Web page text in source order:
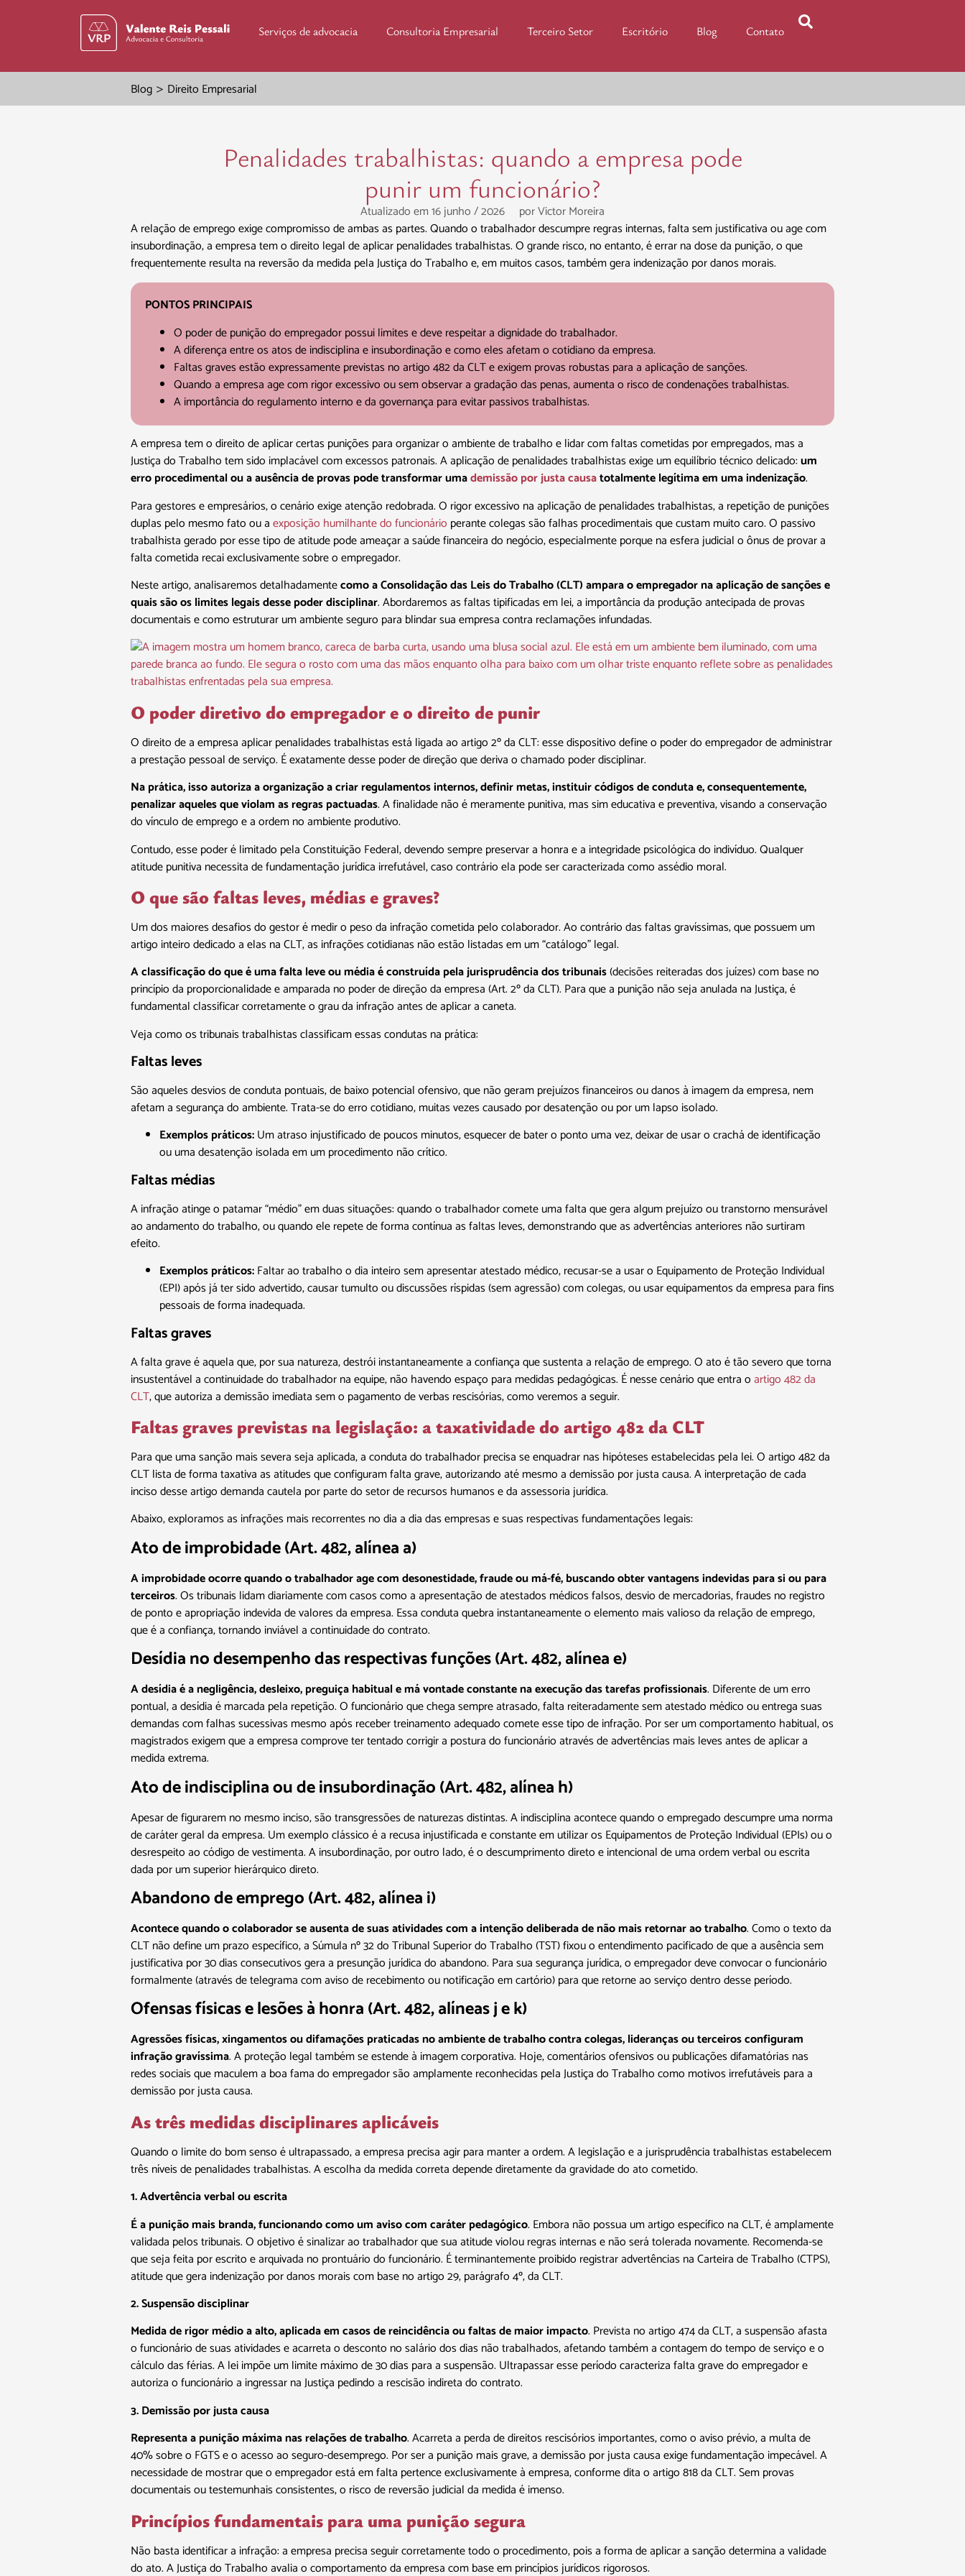
Serviços de advocacia Consultoria Empresarial Terceiro Setor Escritório Blog Contato
Blog > Direito Empresarial
Penalidades trabalhistas: quando a empresa pode
punir um funcionário?
Atualizado em 16 junho / 2026 porVictor Moreira
A relação de emprego exige compromisso de ambas as partes. Quando o trabalhador descumpre regras internas, falta sem justificativa ou age com
insubordinação, a empresa tem o direito legal de aplicar penalidades trabalhistas. O grande risco, no entanto, é errar na dose da punição, o que
frequentemente resulta na reversão da medida pela Justiça do Trabalho e, em muitos casos, também gera indenização por danos morais.
PONTOS PRINCIPAIS
O poder de punição do empregador possui limites e deve respeitar a dignidade do trabalhador.
A diferença entre os atos de indisciplina e insubordinação e como eles afetam o cotidiano da empresa.
Faltas graves estão expressamente previstas no artigo 482 da CLT e exigem provas robustas para a aplicação de sanções.
Quando a empresa age com rigor excessivo ou sem observar a gradação das penas, aumenta o risco de condenações trabalhistas.
A importância do regulamento interno e da governança para evitar passivos trabalhistas.
A empresa tem o direito de aplicar certas punições para organizar o ambiente de trabalho e lidar com faltas cometidas por empregados, mas a
Justiça do Trabalho tem sido implacável com excessos patronais. A aplicação de penalidades trabalhistas exige um equilíbrio técnico delicado:um
erro procedimental ou a ausência de provas pode transformar umademissão por justa causatotalmente legítima em uma indenização.
Para gestores e empresários, o cenário exige atenção redobrada. O rigor excessivo na aplicação de penalidades trabalhistas, a repetição de punições
duplas pelo mesmo fato ou aexposição humilhante do funcionário perante colegas são falhas procedimentais que custam muito caro. O passivo
trabalhista gerado por esse tipo de atitude pode ameaçar a saúde financeira do negócio, especialmente porque na esfera judicial o ônus de provar a
falta cometida recai exclusivamente sobre o empregador.
Neste artigo, analisaremos detalhadamentecomo a Consolidação das Leis do Trabalho (CLT) ampara o empregador na aplicação de sanções e
quais são os limites legais desse poder disciplinar. Abordaremos as faltas tipificadas em lei, a importância da produção antecipada de provas
documentais e como estruturar um ambiente seguro para blindar sua empresa contra reclamações infundadas.
O poder diretivo do empregador e o direito de punir
O direito de a empresa aplicar penalidades trabalhistas está ligada ao artigo 2º da CLT: esse dispositivo define o poder do empregador de administrar
a prestação pessoal de serviço. É exatamente desse poder de direção que deriva o chamado poder disciplinar.
Na prática, isso autoriza a organização a criar regulamentos internos, definir metas, instituir códigos de conduta e, consequentemente,
penalizar aqueles que violam as regras pactuadas. A finalidade não é meramente punitiva, mas sim educativa e preventiva, visando a conservação
do vínculo de emprego e a ordem no ambiente produtivo.
Contudo, esse poder é limitado pela Constituição Federal, devendo sempre preservar a honra e a integridade psicológica do indivíduo. Qualquer
atitude punitiva necessita de fundamentação jurídica irrefutável, caso contrário ela pode ser caracterizada como assédio moral.
O que são faltas leves, médias e graves?
Um dos maiores desafios do gestor é medir o peso da infração cometida pelo colaborador. Ao contrário das faltas gravíssimas, que possuem um
artigo inteiro dedicado a elas na CLT, as infrações cotidianas não estão listadas em um “catálogo” legal.
A classificação do que é uma falta leve ou média é construída pela jurisprudência dos tribunais(decisões reiteradas dos juízes) com base no
princípio da proporcionalidade e amparada no poder de direção da empresa (Art. 2º da CLT). Para que a punição não seja anulada na Justiça, é
fundamental classificar corretamente o grau da infração antes de aplicar a caneta.
Veja como os tribunais trabalhistas classificam essas condutas na prática:
Faltas leves
São aqueles desvios de conduta pontuais, de baixo potencial ofensivo, que não geram prejuízos financeiros ou danos à imagem da empresa, nem
afetam a segurança do ambiente. Trata-se do erro cotidiano, muitas vezes causado por desatenção ou por um lapso isolado.
Exemplos práticos:Um atraso injustificado de poucos minutos, esquecer de bater o ponto uma vez, deixar de usar o crachá de identificação
ou uma desatenção isolada em um procedimento não crítico.
Faltas médias
A infração atinge o patamar “médio” em duas situações: quando o trabalhador comete uma falta que gera algum prejuízo ou transtorno mensurável
ao andamento do trabalho, ou quando ele repete de forma contínua as faltas leves, demonstrando que as advertências anteriores não surtiram
efeito.
Exemplos práticos:Faltar ao trabalho o dia inteiro sem apresentar atestado médico, recusar-se a usar o Equipamento de Proteção Individual
(EPI) após já ter sido advertido, causar tumulto ou discussões ríspidas (sem agressão) com colegas, ou usar equipamentos da empresa para fins
pessoais de forma inadequada.
Faltas graves
A falta grave é aquela que, por sua natureza, destrói instantaneamente a confiança que sustenta a relação de emprego. O ato é tão severo que torna
insustentável a continuidade do trabalhador na equipe, não havendo espaço para medidas pedagógicas. É nesse cenário que entra oartigo 482 da
CLT, que autoriza a demissão imediata sem o pagamento de verbas rescisórias, como veremos a seguir.
Faltas graves previstas na legislação: a taxatividade do artigo 482 da CLT
Para que uma sanção mais severa seja aplicada, a conduta do trabalhador precisa se enquadrar nas hipóteses estabelecidas pela lei. O artigo 482 da
CLT lista de forma taxativa as atitudes que configuram falta grave, autorizando até mesmo a demissão por justa causa. A interpretação de cada
inciso desse artigo demanda cautela por parte do setor de recursos humanos e da assessoria jurídica.
Abaixo, exploramos as infrações mais recorrentes no dia a dia das empresas e suas respectivas fundamentações legais:
Ato de improbidade (Art. 482, alínea a)
A improbidade ocorre quando o trabalhador age com desonestidade, fraude ou má-fé, buscando obter vantagens indevidas para si ou para
terceiros. Os tribunais lidam diariamente com casos como a apresentação de atestados médicos falsos, desvio de mercadorias, fraudes no registro
de ponto e apropriação indevida de valores da empresa. Essa conduta quebra instantaneamente o elemento mais valioso da relação de emprego,
que é a confiança, tornando inviável a continuidade do contrato.
Desídia no desempenho das respectivas funções (Art. 482, alínea e)
A desídia é a negligência, desleixo, preguiça habitual e má vontade constante na execução das tarefas profissionais. Diferente de um erro
pontual, a desídia é marcada pela repetição. O funcionário que chega sempre atrasado, falta reiteradamente sem atestado médico ou entrega suas
demandas com falhas sucessivas mesmo após receber treinamento adequado comete esse tipo de infração. Por ser um comportamento habitual, os
magistrados exigem que a empresa comprove ter tentado corrigir a postura do funcionário através de advertências mais leves antes de aplicar a
medida extrema.
Ato de indisciplina ou de insubordinação (Art. 482, alínea h)
Apesar de figurarem no mesmo inciso, são transgressões de naturezas distintas. A indisciplina acontece quando o empregado descumpre uma norma
de caráter geral da empresa. Um exemplo clássico é a recusa injustificada e constante em utilizar os Equipamentos de Proteção Individual (EPIs) ou o
desrespeito ao código de vestimenta. A insubordinação, por outro lado, é o descumprimento direto e intencional de uma ordem verbal ou escrita
dada por um superior hierárquico direto.
Abandono de emprego (Art. 482, alínea i)
Acontece quando o colaborador se ausenta de suas atividades com a intenção deliberada de não mais retornar ao trabalho. Como o texto da
CLT não define um prazo específico, a Súmula nº 32 do Tribunal Superior do Trabalho (TST) fixou o entendimento pacificado de que a ausência sem
justificativa por 30 dias consecutivos gera a presunção jurídica do abandono. Para sua segurança jurídica, o empregador deve convocar o funcionário
formalmente (através de telegrama com aviso de recebimento ou notificação em cartório) para que retorne ao serviço dentro desse período.
Ofensas físicas e lesões à honra (Art. 482, alíneas j e k)
Agressões físicas, xingamentos ou difamações praticadas no ambiente de trabalho contra colegas, lideranças ou terceiros configuram
infração gravíssima. A proteção legal também se estende à imagem corporativa. Hoje, comentários ofensivos ou publicações difamatórias nas
redes sociais que maculem a boa fama do empregador são amplamente reconhecidas pela Justiça do Trabalho como motivos irrefutáveis para a
demissão por justa causa.
As três medidas disciplinares aplicáveis
Quando o limite do bom senso é ultrapassado, a empresa precisa agir para manter a ordem. A legislação e a jurisprudência trabalhistas estabelecem
três níveis de penalidades trabalhistas. A escolha da medida correta depende diretamente da gravidade do ato cometido.
1. Advertência verbal ou escrita
É a punição mais branda, funcionando como um aviso com caráter pedagógico. Embora não possua um artigo específico na CLT, é amplamente
validada pelos tribunais. O objetivo é sinalizar ao trabalhador que sua atitude violou regras internas e não será tolerada novamente. Recomenda-se
que seja feita por escrito e arquivada no prontuário do funcionário. É terminantemente proibido registrar advertências na Carteira de Trabalho (CTPS),
atitude que gera indenização por danos morais com base no artigo 29, parágrafo 4º, da CLT.
2. Suspensão disciplinar
Medida de rigor médio a alto, aplicada em casos de reincidência ou faltas de maior impacto. Prevista no artigo 474 da CLT, a suspensão afasta
o funcionário de suas atividades e acarreta o desconto no salário dos dias não trabalhados, afetando também a contagem do tempo de serviço e o
cálculo das férias. A lei impõe um limite máximo de 30 dias para a suspensão. Ultrapassar esse período caracteriza falta grave do empregador e
autoriza o funcionário a ingressar na Justiça pedindo a rescisão indireta do contrato.
3. Demissão por justa causa
Representa a punição máxima nas relações de trabalho. Acarreta a perda de direitos rescisórios importantes, como o aviso prévio, a multa de
40% sobre o FGTS e o acesso ao seguro-desemprego. Por ser a punição mais grave, a demissão por justa causa exige fundamentação impecável. A
necessidade de mostrar que o empregador está em falta pertence exclusivamente à empresa, conforme dita o artigo 818 da CLT. Sem provas
documentais ou testemunhais consistentes, o risco de reversão judicial da medida é imenso.
Princípios fundamentais para uma punição segura
Não basta identificar a infração: a empresa precisa seguir corretamente todo o procedimento, pois a forma de aplicar a sanção determina a validade
do ato. A Justiça do Trabalho avalia o comportamento da empresa com base em princípios jurídicos rigorosos.